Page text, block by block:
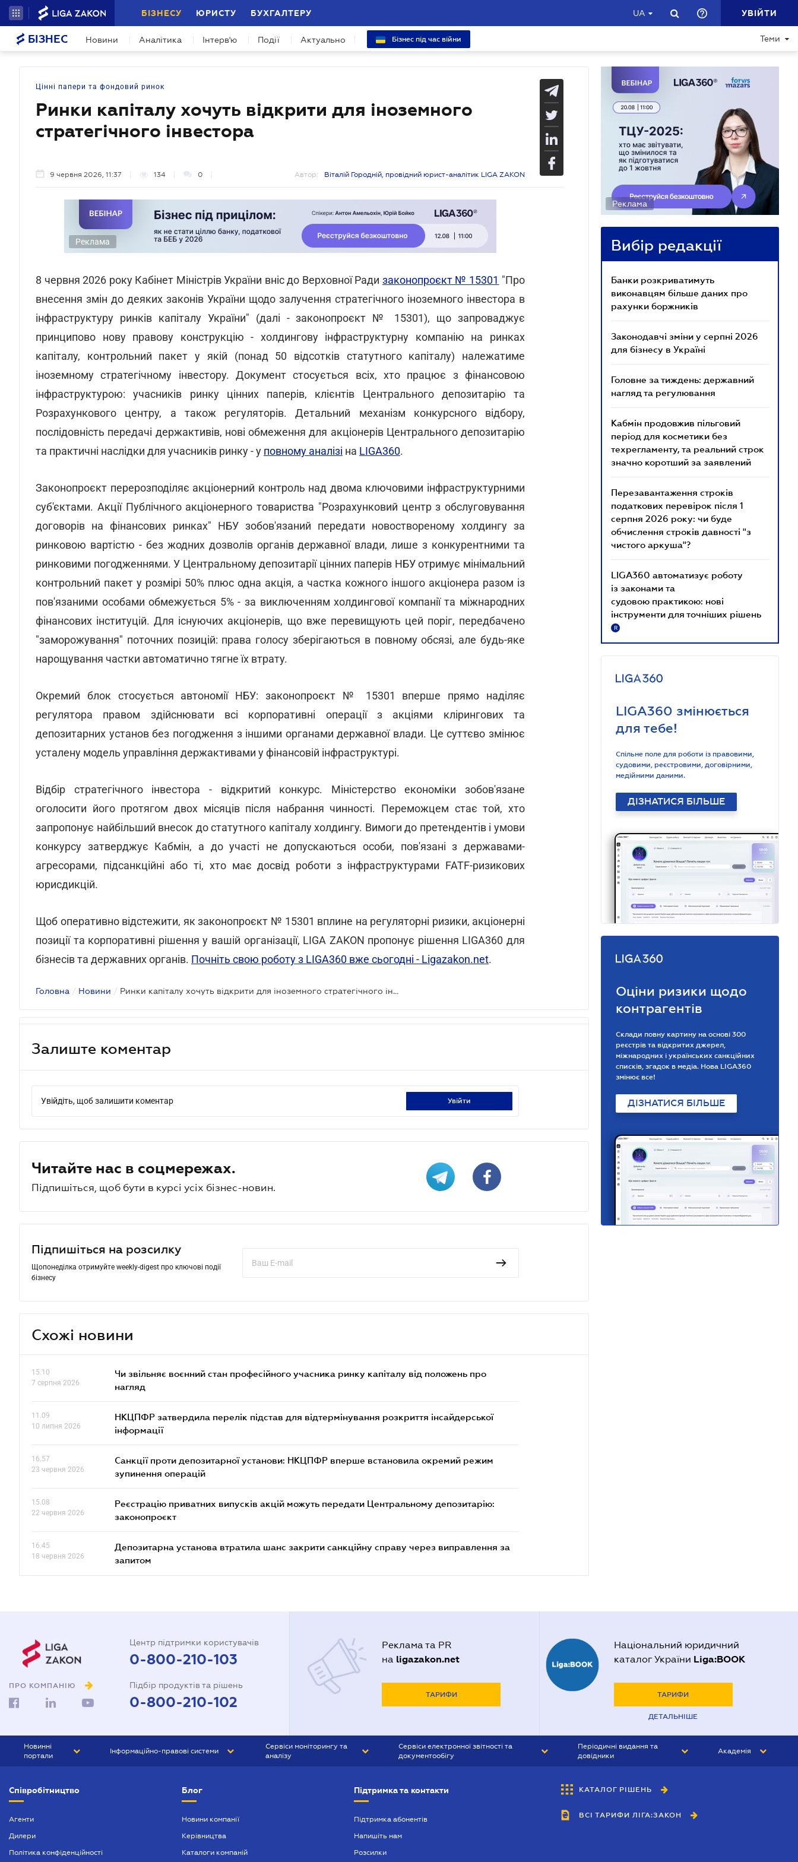
БІЗНЕСУ ЮРИСТУ БУХГАЛТЕРУ UA УВІЙТИ
БІЗНЕС Новини Аналітика Інтерв'ю Події Актуально Бізнес під час війни Теми
Цінні папери та фондовий ринок
Ринки капіталу хочуть відкрити для іноземного
стратегічного інвестора
9 червня 2026, 11:37 134 0 Автор: Віталій Городній, провідний юрист-аналітик LIGA ZAKON
Реклама
8 червня 2026 року Кабінет Міністрів України вніс до Верховної Ради законопроєкт № 15301 "Про
внесення змін до деяких законів України щодо залучення стратегічного іноземного інвестора в
інфраструктуру ринків капіталу України" (далі - законопроєкт № 15301), що запроваджує
принципово нову правову конструкцію - холдингову інфраструктурну компанію на ринках
капіталу, контрольний пакет у якій (понад 50 відсотків статутного капіталу) належатиме
іноземному стратегічному інвестору. Документ стосується всіх, хто працює з фінансовою
інфраструктурою: учасників ринку цінних паперів, клієнтів Центрального депозитарію та
Розрахункового центру, а також регуляторів. Детальний механізм конкурсного відбору,
послідовність передачі держактивів, нові обмеження для акціонерів Центрального депозитарію
та практичні наслідки для учасників ринку - у повному аналізі на LIGA360.
Законопроєкт перерозподіляє акціонерний контроль над двома ключовими інфраструктурними
суб'єктами. Акції Публічного акціонерного товариства "Розрахунковий центр з обслуговування
договорів на фінансових ринках" НБУ зобов'язаний передати новоствореному холдингу за
ринковою вартістю - без жодних дозволів органів державної влади, лише з конкурентними та
ринковими погодженнями. У Центральному депозитарії цінних паперів НБУ отримує мінімальний
контрольний пакет у розмірі 50% плюс одна акція, а частка кожного іншого акціонера разом із
пов'язаними особами обмежується 5% - за виключенням холдингової компанії та міжнародних
фінансових інституцій. Для існуючих акціонерів, що вже перевищують цей поріг, передбачено
"заморожування" поточних позицій: права голосу зберігаються в повному обсязі, але будь-яке
нарощування частки автоматично тягне їх втрату.
Окремий блок стосується автономії НБУ: законопроєкт № 15301 вперше прямо наділяє
регулятора правом здійснювати всі корпоративні операції з акціями клірингових та
депозитарних установ без погодження з іншими органами державної влади. Це суттєво змінює
усталену модель управління держактивами у фінансовій інфраструктурі.
Відбір стратегічного інвестора - відкритий конкурс. Міністерство економіки зобов'язане
оголосити його протягом двох місяців після набрання чинності. Переможцем стає той, хто
запропонує найбільший внесок до статутного капіталу холдингу. Вимоги до претендентів і умови
конкурсу затверджує Кабмін, а до участі не допускаються особи, пов'язані з державами-
агресорами, підсанкційні або ті, хто має досвід роботи з інфраструктурами FATF-ризикових
юрисдикцій.
Щоб оперативно відстежити, як законопроєкт № 15301 вплине на регуляторні ризики, акціонерні
позиції та корпоративні рішення у вашій організації, LIGA ZAKON пропонує рішення LIGA360 для
бізнесів та державних органів. Почніть свою роботу з LIGA360 вже сьогодні - Ligazakon.net.
Головна / Новини / Ринки капіталу хочуть відкрити для іноземного стратегічного інвестора
Залиште коментар
Увійдіть, щоб залишити коментар увійти
Читайте нас в соцмережах.
Підпишіться, щоб бути в курсі усіх бізнес-новин.
Підпишіться на розсилку
Щопонеділка отримуйте weekly-digest про ключові події
бізнесу
Схожі новини
15.10
7 серпня 2026
Чи звільняє воєнний стан професійного учасника ринку капіталу від положень про
нагляд
11.09
10 липня 2026
НКЦПФР затвердила перелік підстав для відтермінування розкриття інсайдерської
інформації
16.57
23 червня 2026
Санкції проти депозитарної установи: НКЦПФР вперше встановила окремий режим
зупинення операцій
15.08
22 червня 2026
Реєстрацію приватних випусків акцій можуть передати Центральному депозитарію:
законопроєкт
16.45
18 червня 2026
Депозитарна установа втратила шанс закрити санкційну справу через виправлення за
запитом
Реклама
Вибір редакції
Банки розкриватимуть
виконавцям більше даних про
рахунки боржників
Законодавчі зміни у серпні 2026
для бізнесу в Україні
Головне за тиждень: державний
нагляд та регулювання
Кабмін продовжив пільговий
період для косметики без
техрегламенту, та реальний строк
значно коротший за заявлений
Перезавантаження строків
податкових перевірок після 1
серпня 2026 року: чи буде
обчислення строків давності "з
чистого аркуша"?
LIGA360 автоматизує роботу
із законами та
судовою практикою: нові
інструменти для точніших рішень
R
LIGA360 змінюється
для тебе!
Спільне поле для роботи із правовими,
судовими, реєстровими, договірними,
медійними даними.
ДІЗНАТИСЯ БІЛЬШЕ
Оціни ризики щодо
контрагентів
Склади повну картину на основі 300
реєстрів та відкритих джерел,
міжнародних і українських санкційних
списків, згадок в медіа. Нова LIGA360
змінює все!
ДІЗНАТИСЯ БІЛЬШЕ
ПРО КОМПАНІЮ
Центр підтримки користувачів
0-800-210-103
Підбір продуктів та рішень
0-800-210-102
Реклама та PR
на ligazakon.net
ТАРИФИ
Національний юридичний
каталог України Liga:BOOK
ТАРИФИ
ДЕТАЛЬНІШЕ
Новинні
портали
БІЗНЕС
Інформаційно-правові системи
БУХГАЛТЕР ПРОФ
Сервіси моніторингу та
аналізу
Сервіси електронної звітності та
документообігу
Періодичні видання та
довідники
БУХГАЛТЕР&ЗАКОН
ВІСНИК МСФЗ
Академія
Співробітництво
Агенти
Дилери
Політика конфіденційності
Блог
Новини компанії
Керівництва
Каталоги компаній
Підтримка та контакти
Підтримка абонентів
Напишіть нам
Розсилки
КАТАЛОГ РІШЕНЬ
ВСІ ТАРИФИ ЛІГА:ЗАКОН